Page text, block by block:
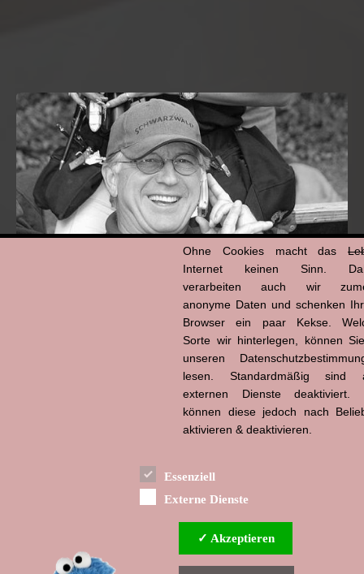
Ohne Cookies macht das
Internet keinen Sinn.
verarbeiten auch wir
anonyme Daten und schenken
Browser ein paar Kekse.
Sorte wir hinterlegen, können
unseren
lesen. Standardmäßig sind
externen Dienste deaktiviert.
können diese jedoch nach
aktivieren & deaktivieren.
Essenziell
Externe Dienste
✓ Akzeptieren